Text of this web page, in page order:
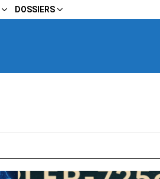
DOSSIERS